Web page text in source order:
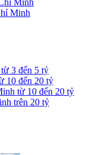
Minh
Minh
3 đến 5 tỷ
10 đến 20 tỷ
từ 10 đến 20 tỷ
trên 20 tỷ